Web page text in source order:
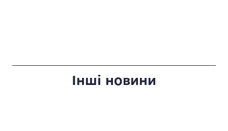
Інші новини